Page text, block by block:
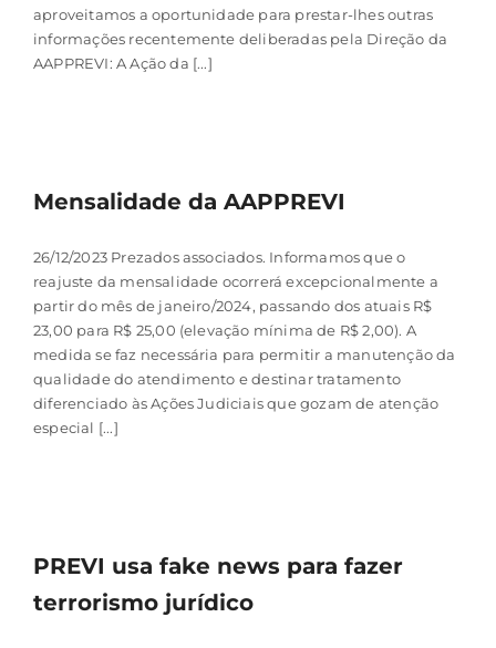
aproveitamos a oportunidade para prestar-lhes outras
informações recentemente deliberadas pela Direção da
AAPPREVI: A Ação da [...]
Mensalidade da AAPPREVI
26/12/2023 Prezados associados. Informamos que o
reajuste da mensalidade ocorrerá excepcionalmente a
partir do mês de janeiro/2024, passando dos atuais R$
23,00 para R$ 25,00 (elevação mínima de R$ 2,00). A
medida se faz necessária para permitir a manutenção da
qualidade do atendimento e destinar tratamento
diferenciado às Ações Judiciais que gozam de atenção
especial [...]
PREVI usa fake news para fazer
terrorismo jurídico